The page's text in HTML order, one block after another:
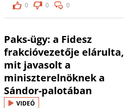
0
0 0
Paks-ügy: a Fidesz
frakcióvezetője elárulta,
mit javasolt a
miniszterelnöknek a
Sándor-palotában
VIDEÓ